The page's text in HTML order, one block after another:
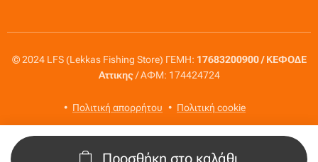
Προσθήκη στο καλάθι
© 2024 LFS (Lekkas Fishing Store) ΓΕΜΗ: 17683200900 / ΚΕΦΟΔΕ
Αττικης/ ΑΦΜ: 174424724
Πολιτική απορρήτου Πολιτική cookie